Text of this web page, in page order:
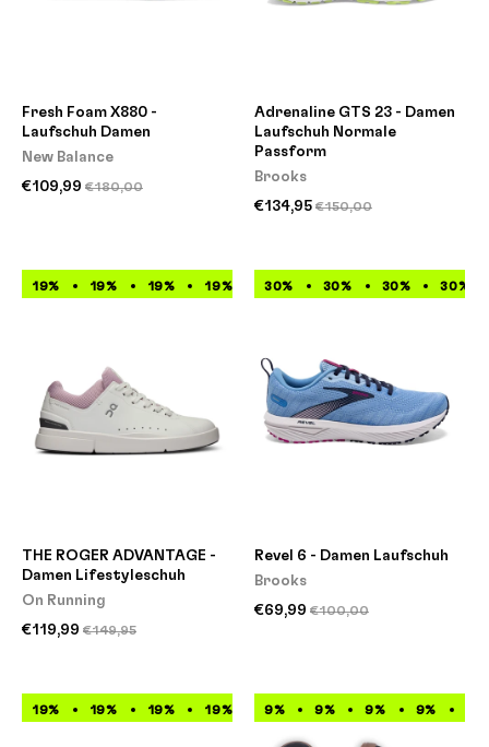
Fresh Foam X880 -
Laufschuh Damen
New Balance
€109,99 €180,00
Adrenaline GTS 23 - Damen
Laufschuh Normale
Passform
Brooks
€134,95 €150,00
19% 19% 19% 19% 19% 19% 19% 19%
THE ROGER ADVANTAGE -
Damen Lifestyleschuh
On Running
€119,99 €149,95
30% 30% 30% 30%
Revel 6 - Damen Laufschuh
Brooks
€69,99 €100,00
19% 19% 19% 19% 19% 19% 19% 19%
9% 9% 9% 9%